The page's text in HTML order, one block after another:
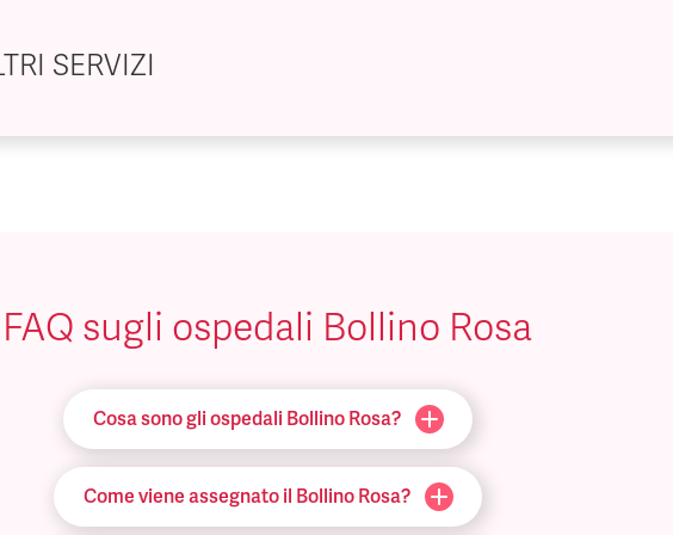
SERVIZI
FAQ sugli ospedali Bollino Rosa
Cosa sono gli ospedali Bollino Rosa?
Come viene assegnato il Bollino Rosa?